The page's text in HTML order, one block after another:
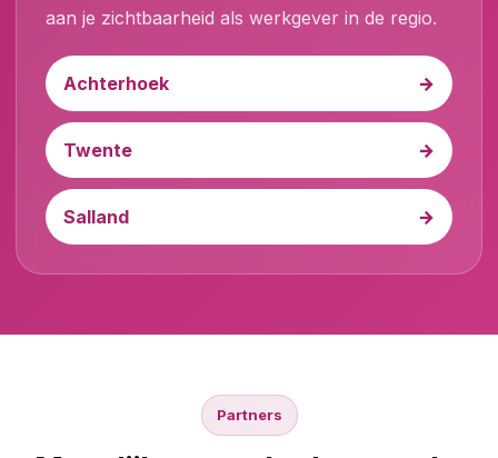
aan je zichtbaarheid als werkgever in de regio.
Achterhoek
Twente
Salland
Partners